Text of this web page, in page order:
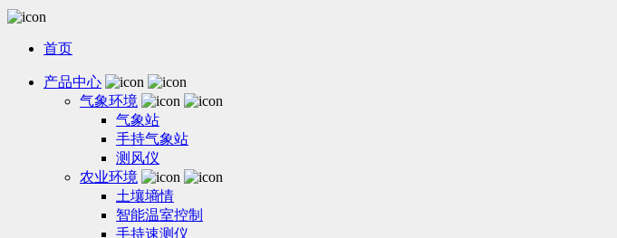
首页
产品中心
气象环境
气象站
手持气象站
测风仪
农业环境
土壤墒情
智能温室控制
手持速测仪